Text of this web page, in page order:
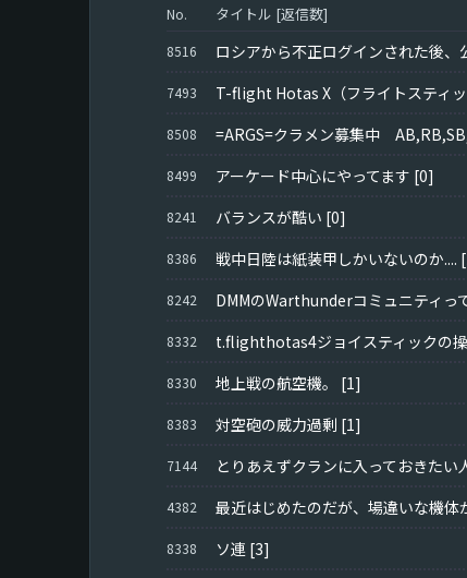
No. タイトル [返信数]
8516
7493
8508
8499 アーケード中心にやってます [0]
8241 バランスが酷い [0]
8386 戦中日陸は紙装甲しかいないのか....
8242
8332
8330 地上戦の航空機。 [1]
8383 対空砲の威力過剰 [1]
7144 とりあえずクランに入っておきたい
4382
8338 ソ連 [3]